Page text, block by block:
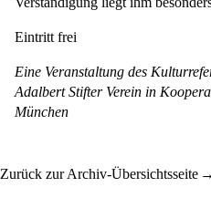
Eintritt frei
Eine Veranstaltung des
Adalbert Stifter Verein in
München
Zurück zur Archiv-Übersichtsseite